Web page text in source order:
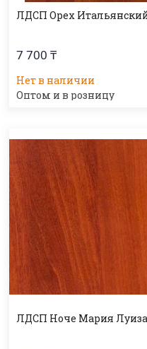
ЛДСП Орех
7 700 ₸
Нет в наличии
Оптом и в розницу
ЛДСП Ноче Мария Луиза